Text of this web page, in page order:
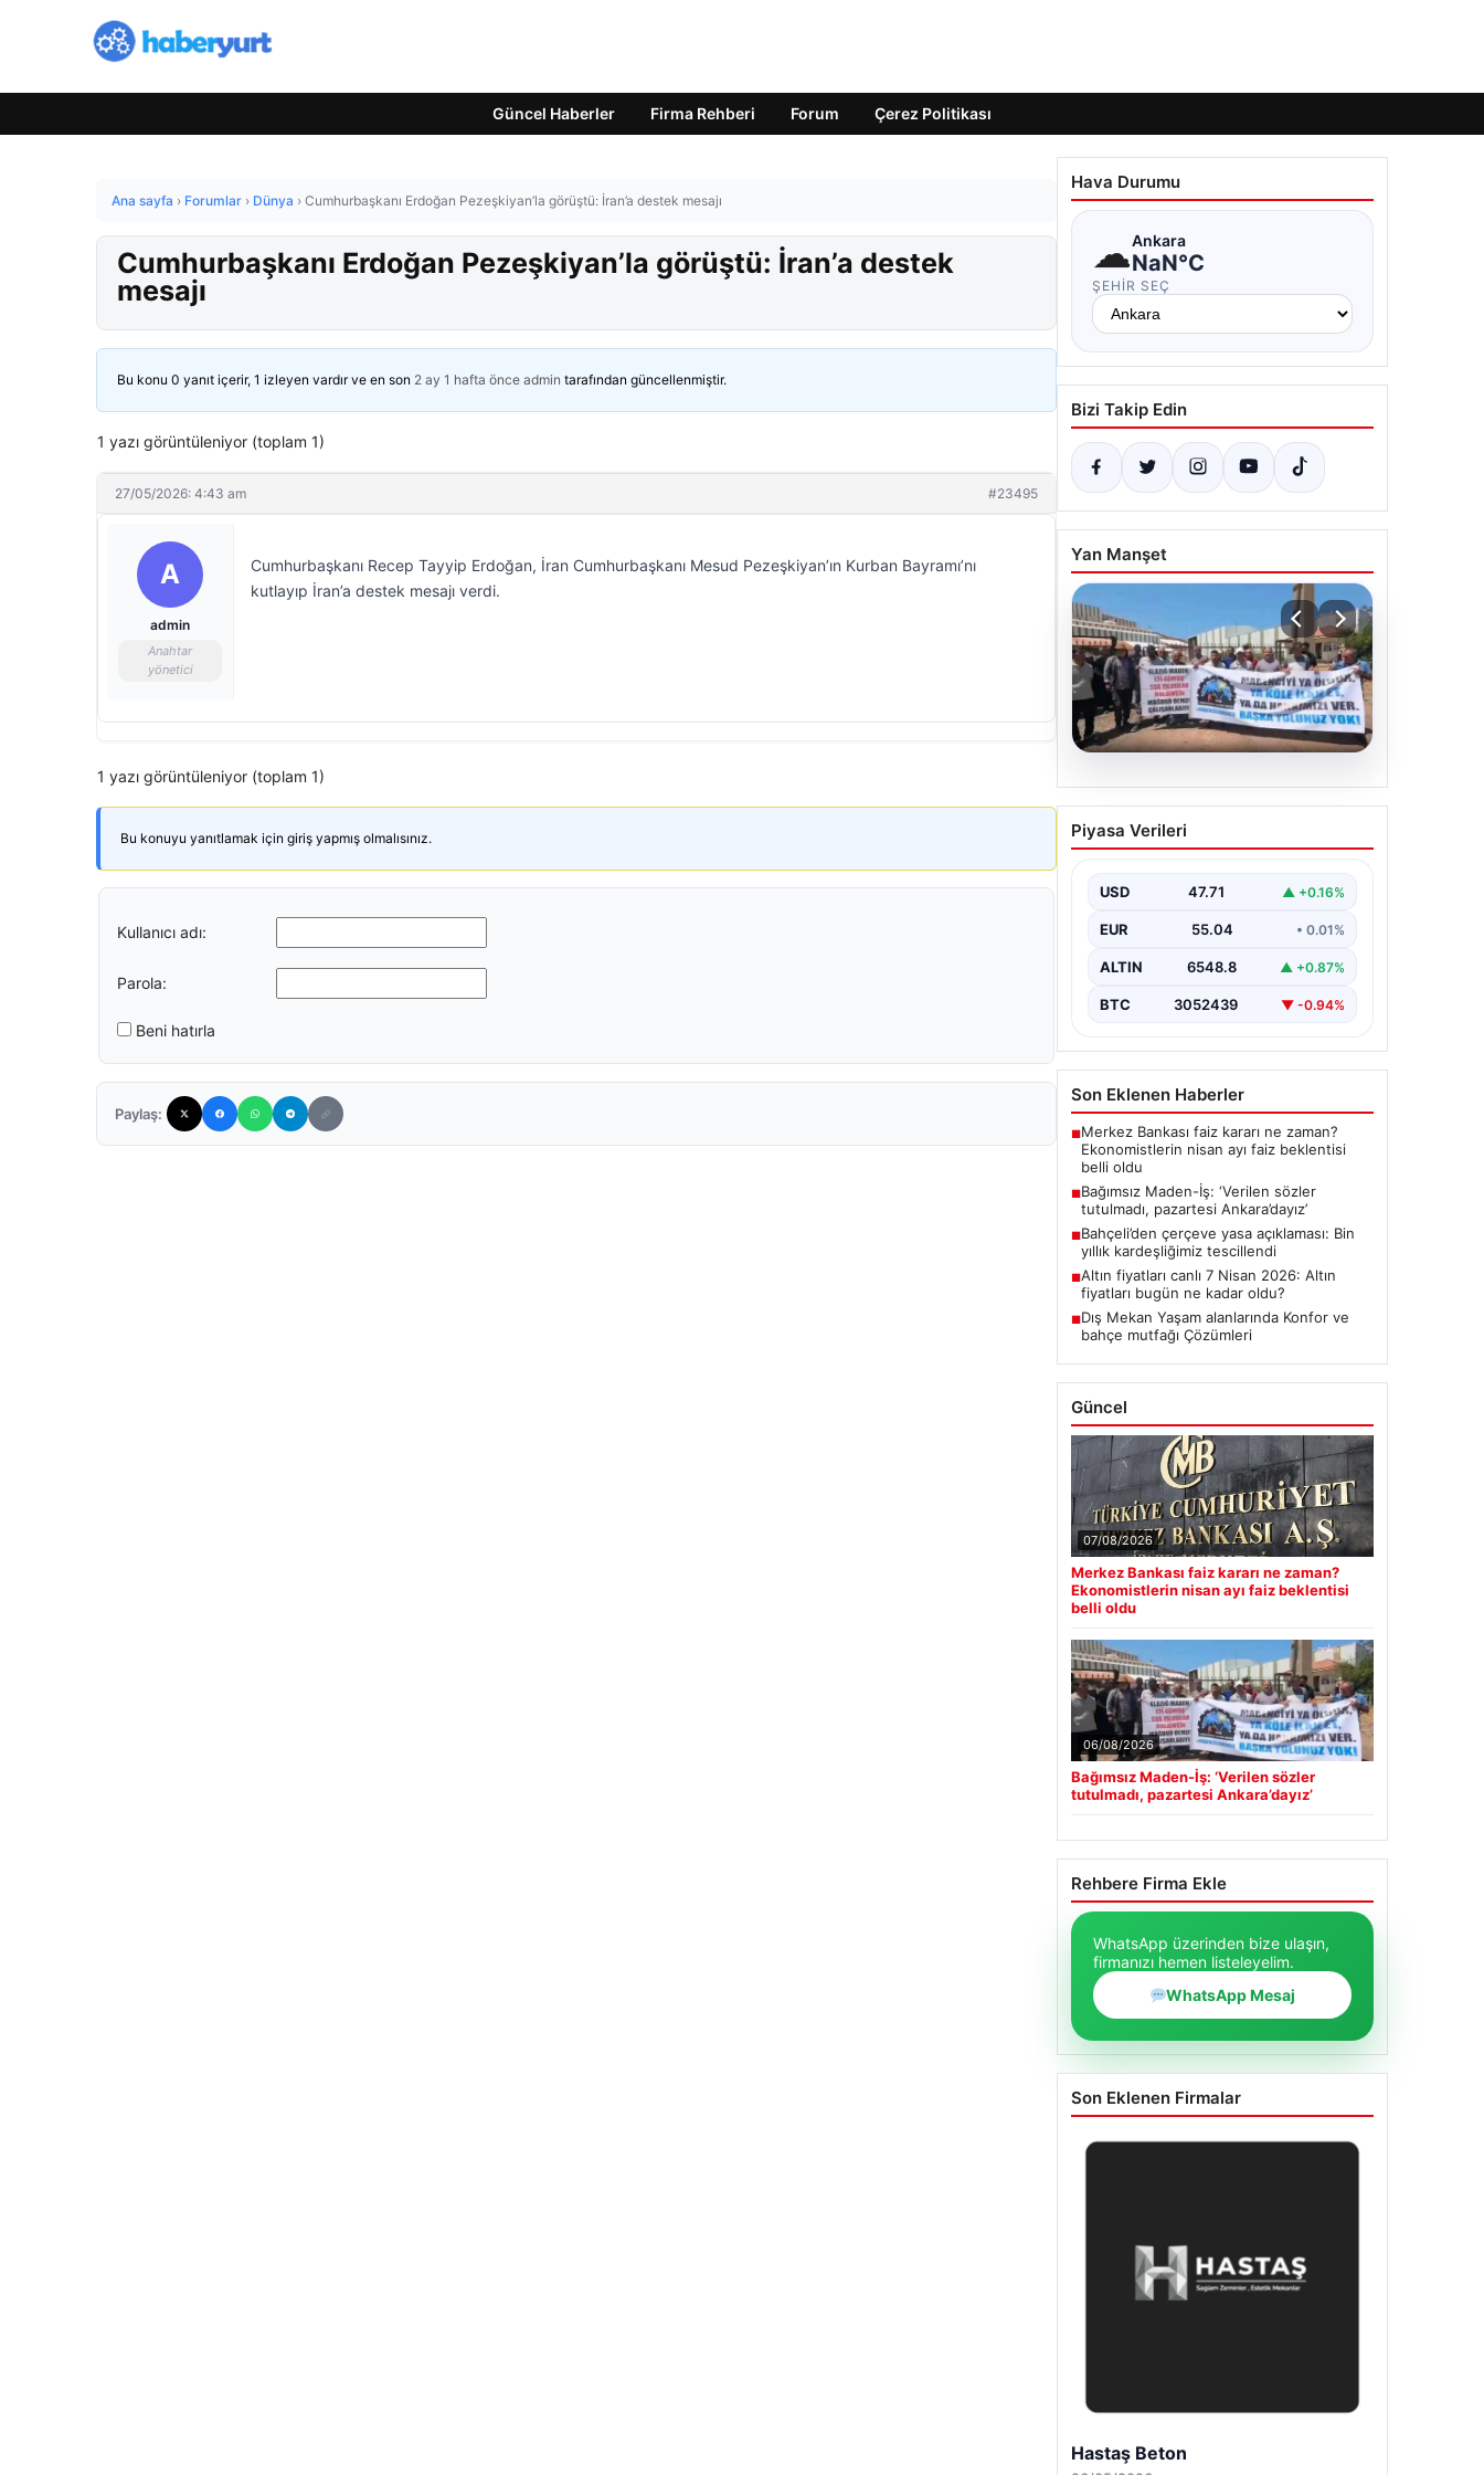
Güncel Haberler Firma Rehberi Forum Çerez Politikası
Ana sayfa › Forumlar › Dünya › Cumhurbaşkanı Erdoğan Pezeşkiyan’la görüştü: İran’a destek mesajı
Cumhurbaşkanı Erdoğan Pezeşkiyan’la görüştü: İran’a destek
mesajı
Bu konu 0 yanıt içerir, 1 izleyen vardır ve en son 2 ay 1 hafta önce admin tarafından güncellenmiştir.
1 yazı görüntüleniyor (toplam 1)
27/05/2026: 4:43 am #23495
A
admin
Anahtar
yönetici
Cumhurbaşkanı Recep Tayyip Erdoğan, İran Cumhurbaşkanı Mesud Pezeşkiyan’ın Kurban Bayramı’nı
kutlayıp İran’a destek mesajı verdi.
1 yazı görüntüleniyor (toplam 1)
Bu konuyu yanıtlamak için giriş yapmış olmalısınız.
Kullanıcı adı:
Parola:
Beni hatırla
Paylaş:
Hava Durumu
☁Ankara
NaN°C
ŞEHIR SEÇ
Bizi Takip Edin
Yan Manşet
06.08.2026
Bağımsız Maden-İş:
‘Verilen sözler tutulmadı,
Piyasa Verileri
USD 47.71 ▲ +0.16%
EUR 55.04 • 0.01%
ALTIN 6548.8 ▲ +0.87%
BTC 3052439 ▼ -0.94%
Son Eklenen Haberler
■Merkez Bankası faiz kararı ne zaman?
Ekonomistlerin nisan ayı faiz beklentisi
belli oldu
■Bağımsız Maden-İş: ‘Verilen sözler
tutulmadı, pazartesi Ankara’dayız’
■Bahçeli’den çerçeve yasa açıklaması: Bin
yıllık kardeşliğimiz tescillendi
■Altın fiyatları canlı 7 Nisan 2026: Altın
fiyatları bugün ne kadar oldu?
■Dış Mekan Yaşam alanlarında Konfor ve
bahçe mutfağı Çözümleri
Güncel
07/08/2026
Merkez Bankası faiz kararı ne zaman?
Ekonomistlerin nisan ayı faiz beklentisi
belli oldu
06/08/2026
Bağımsız Maden-İş: ‘Verilen sözler
tutulmadı, pazartesi Ankara’dayız’
Rehbere Firma Ekle
WhatsApp üzerinden bize ulaşın,
firmanızı hemen listeleyelim.
WhatsApp Mesaj
Son Eklenen Firmalar
Hastaş Beton